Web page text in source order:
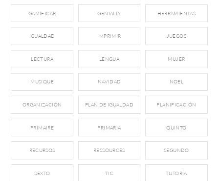
GAMIFICAR GENIALLY HERRAMIENTAS
IGUALDAD IMPRIMIR JUEGOS
LECTURA LENGUA MUJER
MUSIQUE NAVIDAD NOEL
ORGANIZACIÓN PLAN DE IGUALDAD PLANIFICACIÓN
PRIMAIRE PRIMARIA QUINTO
RECURSOS RESSOURCES SEGUNDO
SEXTO TIC TUTORÍA